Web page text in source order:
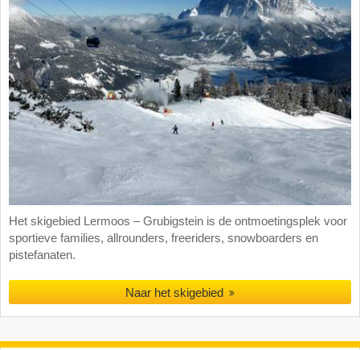
Het skigebied Lermoos – Grubigstein is de ontmoetingsplek voor
sportieve families, allrounders, freeriders, snowboarders en
pistefanaten.
Naar het skigebied